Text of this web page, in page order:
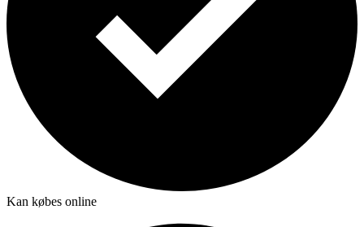
Kan købes online